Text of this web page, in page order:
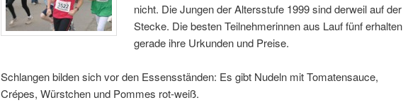
nicht. Die Jungen der Altersstufe 1999 sind derweil auf der
Stecke. Die besten Teilnehmerinnen aus Lauf fünf erhalten
gerade ihre Urkunden und Preise.
Schlangen bilden sich vor den Essensständen: Es gibt Nudeln mit Tomatensauce,
Crépes, Würstchen und Pommes rot-weiß.